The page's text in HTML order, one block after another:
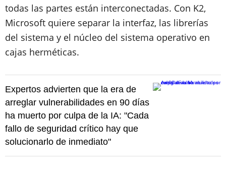
todas las partes están interconectadas. Con K2,
Microsoft quiere separar la interfaz, las librerías
del sistema y el núcleo del sistema operativo en
cajas herméticas.
Expertos advierten que la era de
arreglar vulnerabilidades en 90 días
ha muerto por culpa de la IA: "Cada
fallo de seguridad crítico hay que
solucionarlo de inmediato"